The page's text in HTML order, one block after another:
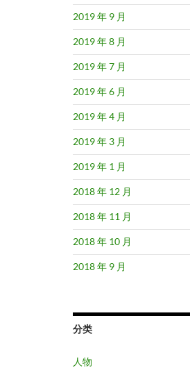
2019 年 9 月
2019 年 8 月
2019 年 7 月
2019 年 6 月
2019 年 4 月
2019 年 3 月
2019 年 1 月
2018 年 12 月
2018 年 11 月
2018 年 10 月
2018 年 9 月
分类
人物